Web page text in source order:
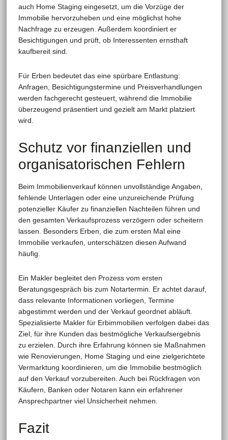
auch Home Staging eingesetzt, um die Vorzüge der
Immobilie hervorzuheben und eine möglichst hohe
Nachfrage zu erzeugen. Außerdem koordiniert er
Besichtigungen und prüft, ob Interessenten ernsthaft
kaufbereit sind.
Für Erben bedeutet das eine spürbare Entlastung:
Anfragen, Besichtigungstermine und Preisverhandlungen
werden fachgerecht gesteuert, während die Immobilie
überzeugend präsentiert und gezielt am Markt platziert
wird.
Schutz vor finanziellen und
organisatorischen Fehlern
Beim Immobilienverkauf können unvollständige Angaben,
fehlende Unterlagen oder eine unzureichende Prüfung
potenzieller Käufer zu finanziellen Nachteilen führen und
den gesamten Verkaufsprozess verzögern oder scheitern
lassen. Besonders Erben, die zum ersten Mal eine
Immobilie verkaufen, unterschätzen diesen Aufwand
häufig.
Ein Makler begleitet den Prozess vom ersten
Beratungsgespräch bis zum Notartermin. Er achtet darauf,
dass relevante Informationen vorliegen, Termine
abgestimmt werden und der Verkauf geordnet abläuft.
Spezialisierte Makler für Erbimmobilien verfolgen dabei das
Ziel, für ihre Kunden das bestmögliche Verkaufsergebnis
zu erzielen. Durch ihre Erfahrung können sie Maßnahmen
wie Renovierungen, Home Staging und eine zielgerichtete
Vermarktung koordinieren, um die Immobilie bestmöglich
auf den Verkauf vorzubereiten. Auch bei Rückfragen von
Käufern, Banken oder Notaren kann ein erfahrener
Ansprechpartner viel Unsicherheit nehmen.
Fazit